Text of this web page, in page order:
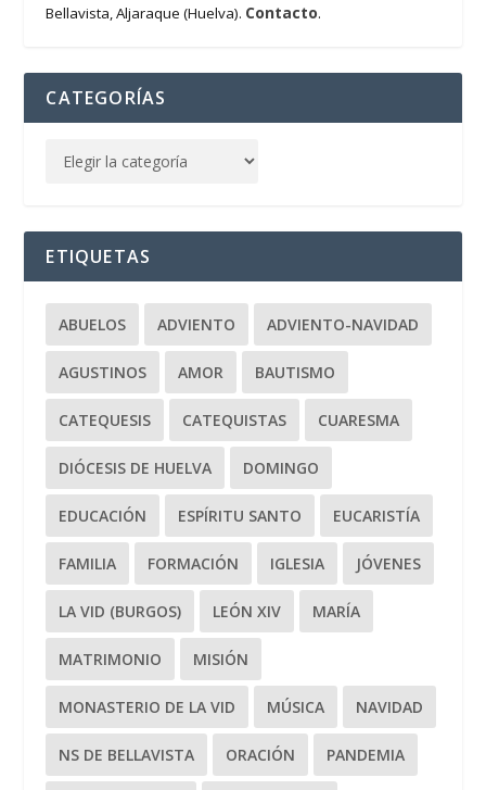
Bellavista, Aljaraque (Huelva). Contacto.
CATEGORÍAS
ETIQUETAS
ABUELOS ADVIENTO ADVIENTO-NAVIDAD
AGUSTINOS AMOR BAUTISMO
CATEQUESIS CATEQUISTAS CUARESMA
DIÓCESIS DE HUELVA DOMINGO
EDUCACIÓN ESPÍRITU SANTO EUCARISTÍA
FAMILIA FORMACIÓN IGLESIA JÓVENES
LA VID (BURGOS) LEÓN XIV MARÍA
MATRIMONIO MISIÓN
MONASTERIO DE LA VID MÚSICA NAVIDAD
NS DE BELLAVISTA ORACIÓN PANDEMIA